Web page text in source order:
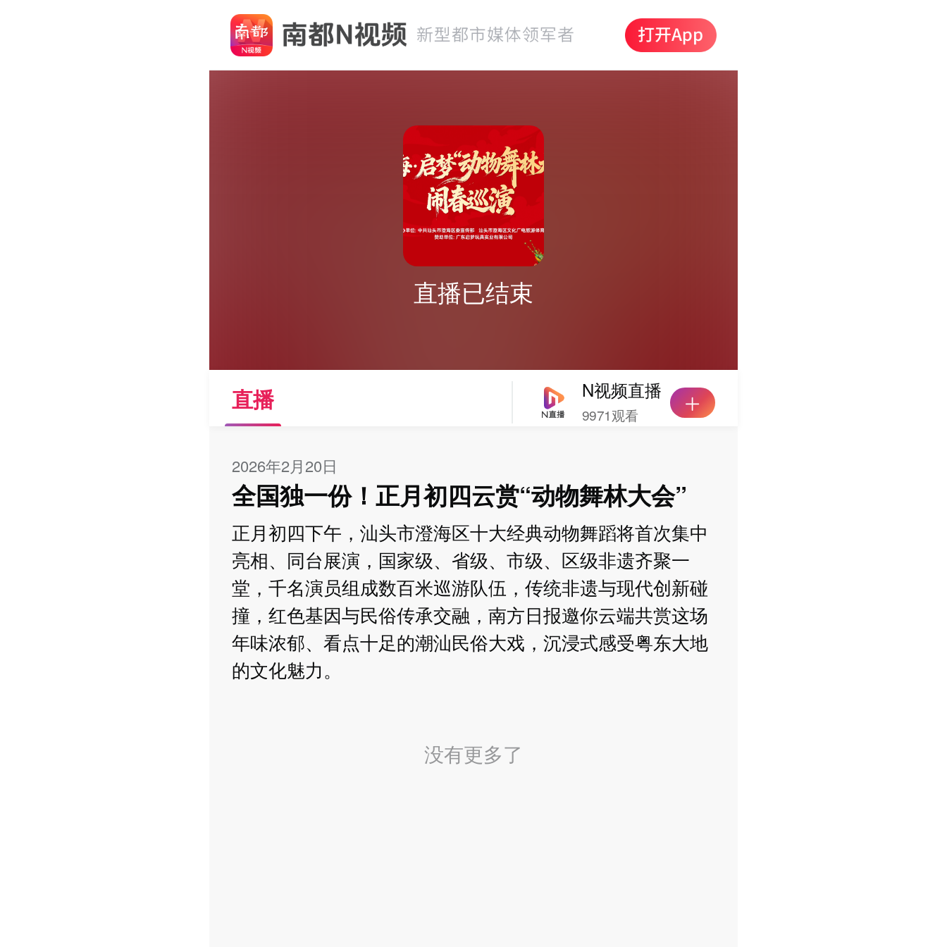
直播已结束
N视频直播
9971观看
直播
2026年2月20日
全国独一份！正月初四云赏“动物舞林大会”
正月初四下午，汕头市澄海区十大经典动物舞蹈将首次集中
亮相、同台展演，国家级、省级、市级、区级非遗齐聚一
堂，千名演员组成数百米巡游队伍，传统非遗与现代创新碰
撞，红色基因与民俗传承交融，南方日报邀你云端共赏这场
年味浓郁、看点十足的潮汕民俗大戏，沉浸式感受粤东大地
的文化魅力。
没有更多了